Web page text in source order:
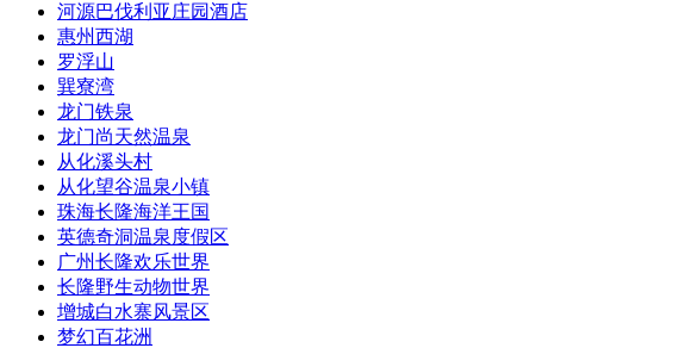
河源巴伐利亚庄园酒店
惠州西湖
罗浮山
巽寮湾
龙门铁泉
龙门尚天然温泉
从化溪头村
从化望谷温泉小镇
珠海长隆海洋王国
英德奇洞温泉度假区
广州长隆欢乐世界
长隆野生动物世界
增城白水寨风景区
梦幻百花洲